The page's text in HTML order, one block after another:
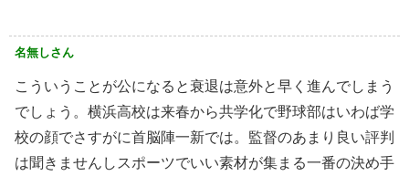
名無しさん
こういうことが公になると衰退は意外と早く進んでしまう
でしょう。横浜高校は来春から共学化で野球部はいわば学
校の顔でさすがに首脳陣一新では。監督のあまり良い評判
は聞きませんしスポーツでいい素材が集まる一番の決め手